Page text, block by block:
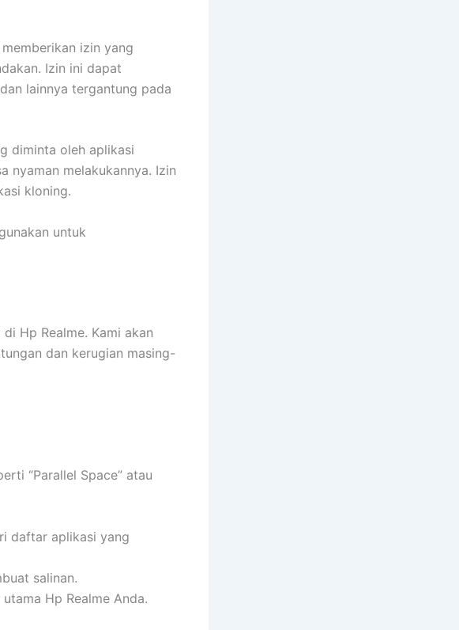
izin yang
Izin ini dapat
lainnya tergantung pada
diminta oleh aplikasi
nyaman melakukannya. Izin
kloning.
untuk
Hp Realme. Kami akan
dan kerugian masing-
“Parallel Space” atau
daftar aplikasi yang
salinan.
Hp Realme Anda.